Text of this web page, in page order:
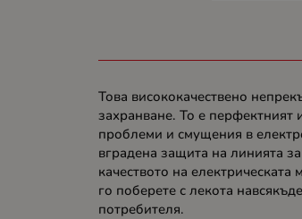
Това висококачествено
захранване. То е перфектният
проблеми и смущения в
вградена защита на линията
качеството на
го поберете с лекота
потребителя.